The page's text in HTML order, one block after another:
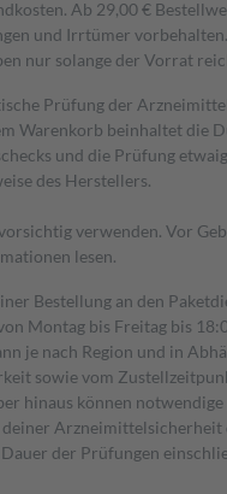
Ab 29,00 €
und Irrtümer
nur solange der Vorrat
Prüfung der
Warenkorb beinhaltet die
und die Prüfung
des Herstellers.
verwenden. Vor
lesen.
Bestellung an den
Montag bis Freitag bis
je nach Region und in
sowie vom
hinaus können
deiner Arzneimittelsicherheit
der Prüfungen